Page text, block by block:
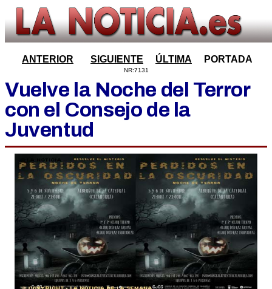
ANTERIOR SIGUIENTE ÚLTIMA PORTADA
NR:7131
Vuelve la Noche del Terror
con el Consejo de la
Juventud